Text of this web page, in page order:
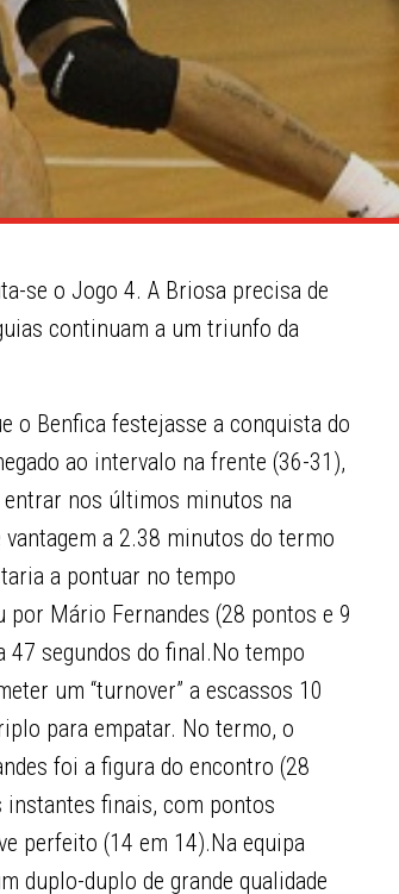
se o Jogo 4. A Briosa precisa de
continuam a um triunfo da
o Benfica festejasse a conquista do
ao intervalo na frente (36-31),
nos últimos minutos na
a 2.38 minutos do termo
a pontuar no tempo
por Mário Fernandes (28 pontos e 9
segundos do final.No tempo
um “turnover” a escassos 10
para empatar. No termo, o
foi a figura do encontro (28
instantes finais, com pontos
perfeito (14 em 14).Na equipa
duplo-duplo de grande qualidade